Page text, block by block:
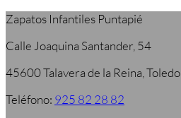
Zapatos Infantiles Puntapié
Calle Joaquina Santander, 54
45600 Talavera de la Reina, Toledo
Teléfono: 925 82 28 82